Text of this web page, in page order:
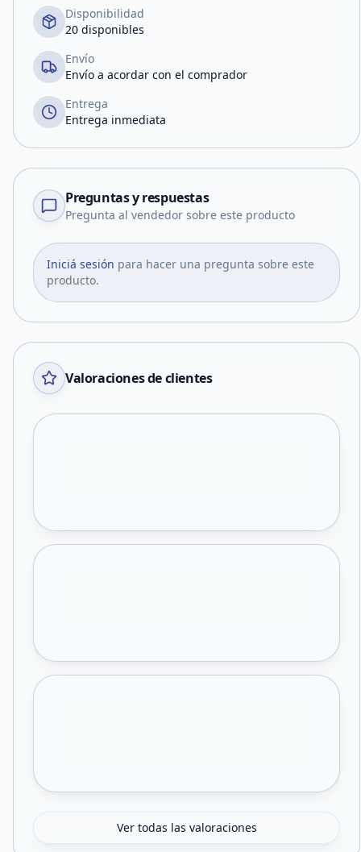
Disponibilidad
20 disponibles
Envío
Envío a acordar con el comprador
Entrega
Entrega inmediata
Preguntas y respuestas
Pregunta al vendedor sobre este producto
Iniciá sesión para hacer una pregunta sobre este
producto.
Valoraciones de clientes
Ver todas las valoraciones